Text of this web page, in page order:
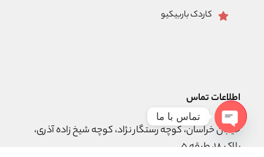
کاردک باربیکیو
اطلاعات تماس
خیابان خراسان، کوچه رستگار نژاد، کوچه شیخ زاده آذری،
پلاک ۱۸، طبقه ۵
تماس با ما
Open